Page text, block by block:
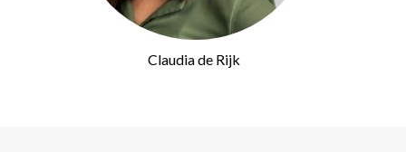
Claudia de Rijk